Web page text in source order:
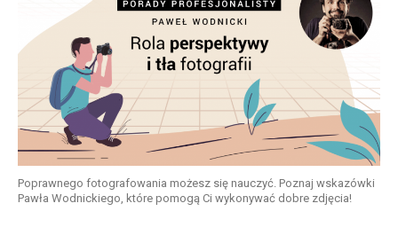
Poprawnego fotografowania możesz się nauczyć. Poznaj wskazówki
Pawła Wodnickiego, które pomogą Ci wykonywać dobre zdjęcia!